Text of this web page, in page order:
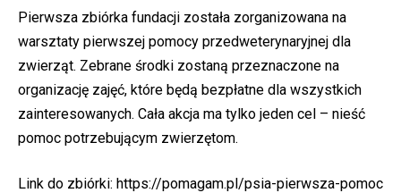
Pierwsza zbiórka fundacji została zorganizowana na
warsztaty pierwszej pomocy przedweterynaryjnej dla
zwierząt. Zebrane środki zostaną przeznaczone na
organizację zajęć, które będą bezpłatne dla wszystkich
zainteresowanych. Cała akcja ma tylko jeden cel – nieść
pomoc potrzebującym zwierzętom.
Link do zbiórki: https://pomagam.pl/psia-pierwsza-pomoc